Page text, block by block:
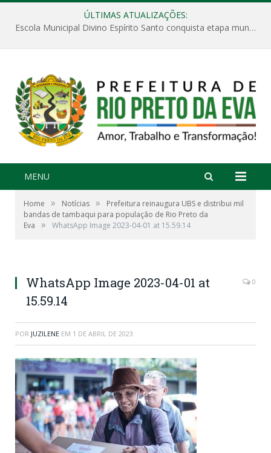
ÚLTIMAS ATUALIZAÇÕES:
Escola Municipal Divino Espírito Santo conquista etapa municipal da V Feira Amazonense de Matemática
MENU
Home » Notícias »
Prefeitura reinaugura UBS e distribui mil
bandas de tambaqui para população de Rio Preto da
Eva
» WhatsApp Image 2023-04-01 at 15.59.14
WhatsApp Image 2023-04-01 at
15.59.14
0
POR JUZILENE EM 1 DE ABRIL DE 2023